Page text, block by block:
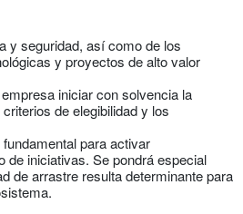
y seguridad, así como de los
y proyectos de alto valor
iniciar con solvencia la
de elegibilidad y los
para activar
de iniciativas. Se pondrá especial
de arrastre resulta determinante para